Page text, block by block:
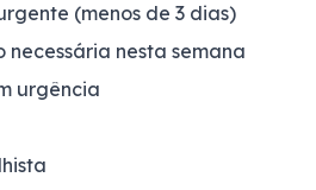
(menos de 3 dias)
necessária nesta semana
urgência